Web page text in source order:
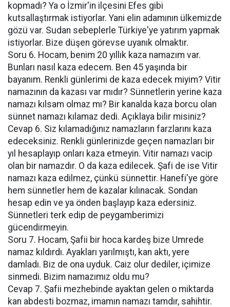
kopmadı? Ya o İzmir'in ilçesini Efes gibi
kutsallaştırmak istiyorlar. Yani elin adamının ülkemizde
gözü var. Sudan sebeplerle Türkiye'ye yatırım yapmak
istiyorlar. Bize düşen görevse uyanık olmaktır.
Soru 6. Hocam, benim 20 yıllık kaza namazım var.
Bunları nasıl kaza edecem. Ben 45 yaşında bir
bayanım. Renkli günlerimi de kaza edecek miyim? Vitir
namazının da kazası var mıdır? Sünnetlerin yerine kaza
namazı kılsam olmaz mı? Bir kanalda kaza borcu olan
sünnet namazı kılamaz dedi. Açıklaya bilir misiniz?
Cevap 6. Siz kılamadığınız namazların farzlarını kaza
edeceksiniz. Renkli günlerinizde geçen namazları bir
yıl hesaplayıp onları kaza etmeyin. Vitir namazı vacip
olan bir namazdır. O da kaza edilecek. Şafi de ise Vitir
namazı kaza edilmez, çünkü sünnettir. Hanefi'ye göre
hem sünnetler hem de kazalar kılınacak. Sondan
hesap edin ve ya önden başlayıp kaza edersiniz.
Sünnetleri terk edip de peygamberimizi
gücendirmeyin.
Soru 7. Hocam, Şafii bir hoca kardeş bize Umrede
namaz kıldırdı. Ayakları yarılmıştı, kan aktı, yere
damladı. Biz de ona uyduk. Caiz olur dediler, içimize
sinmedi. Bizim namazımız oldu mu?
Cevap 7. Şafii mezhebinde ayaktan gelen o miktarda
kan abdesti bozmaz, imamın namazı tamdır, sahihtir.